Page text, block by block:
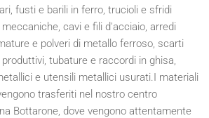
fusti e barili in ferro, trucioli e sfridi
cavi e fili d'acciaio, arredi
e polveri di metallo ferroso, scarti
tubature e raccordi in ghisa,
e utensili metallici usurati.I materiali
trasferiti nel nostro centro
Bottarone, dove vengono attentamente